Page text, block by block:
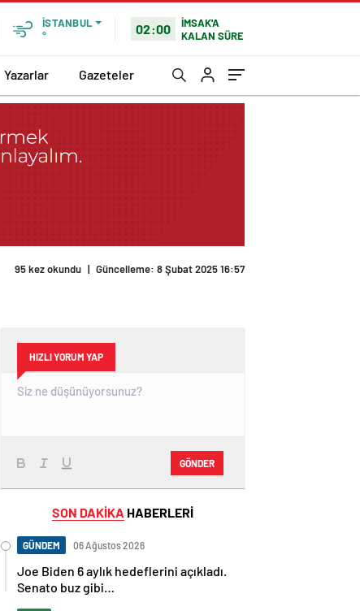
İSTANBUL
°
02:00
İMSAK'A
KALAN SÜRE
Yazarlar Gazeteler
95 kez okundu | Güncelleme: 8 Şubat 2025 16:57
HIZLI YORUM YAP
GÖNDER
SON DAKİKA HABERLERİ
GÜNDEM 06 Ağustos 2026
Joe Biden 6 aylık hedeflerini açıkladı.
Senato buz gibi…